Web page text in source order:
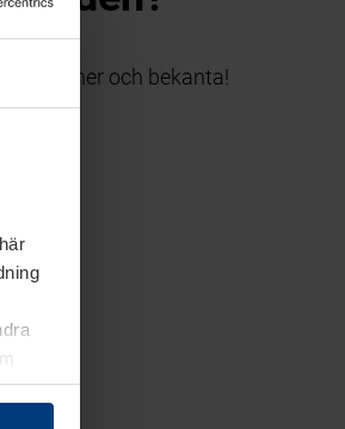
vänner och bekanta!